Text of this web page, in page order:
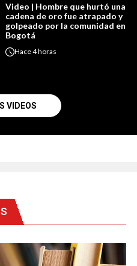
Video | Hombre que hurtó una
cadena de oro fue atrapado y
golpeado por la comunidad en
Bogotá
Hace4 horas
VIDEOS